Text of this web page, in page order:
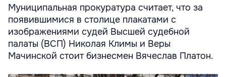
Муниципальная прокуратура считает, что за
появившимися в столице плакатами с
изображениями судей Высшей судебной
палаты (ВСП) Николая Климы и Веры
Мачинской стоит бизнесмен Вячеслав Платон.